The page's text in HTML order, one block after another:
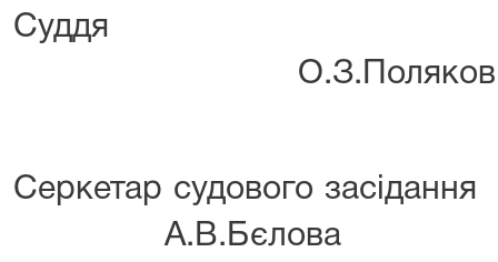
О.З.Поляков
Серкетар
А.В.Бєлова